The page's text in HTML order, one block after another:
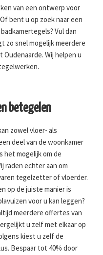
van een ontwerp voor
bent u op zoek naar een
Vul dan
zo snel mogelijk meerdere
Wij helpen u
betegelen
zowel vloer- als
deel van de woonkamer
het mogelijk om de
raden echter aan om
tegelzetter of vloerder.
op de juiste manier is
voor u kan leggen?
meerdere offertes van
u zelf met elkaar op
kiest u zelf de
Bespaar tot 40% door